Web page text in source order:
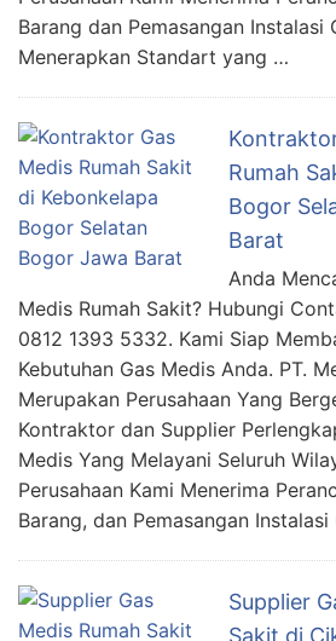
Barang dan Pemasangan Instalasi
Menerapkan Standart yang …
Rumah
Bogor
Barat
Anda
Medis Rumah Sakit? Hubungi
0812 1393 5332. Kami Siap
Kebutuhan Gas Medis Anda. PT.
Merupakan Perusahaan Yang
Kontraktor dan Supplier
Medis Yang Melayani Seluruh
Perusahaan Kami Menerima
Barang, dan Pemasangan
Supplier
Sakit di